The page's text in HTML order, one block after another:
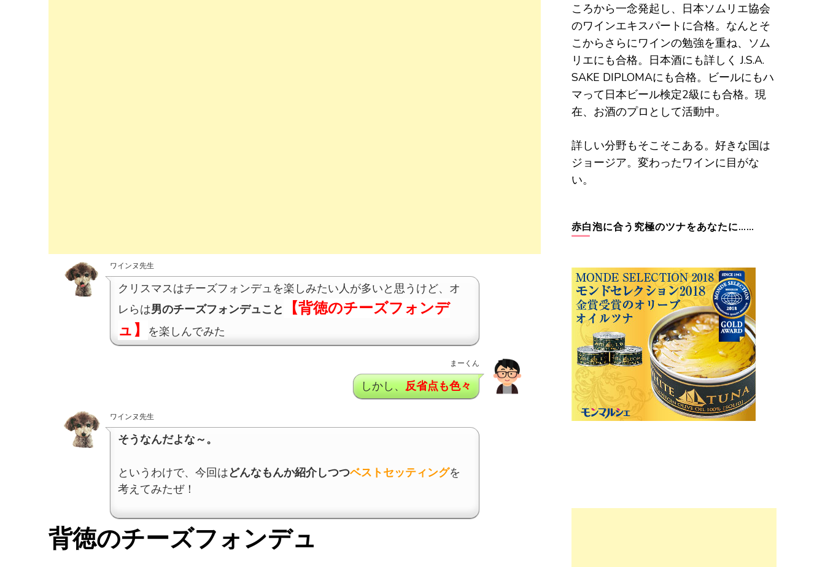
ワインヌ先生
クリスマスはチーズフォンデュを楽しみたい人が多いと思うけど、オ
レらは男のチーズフォンデュこと
【背徳のチーズフォンデ
ュ】
を楽しんでみた
まーくん
しかし、反省点も色々
ワインヌ先生
そうなんだよな～。
というわけで、今回はどんなもんか紹介しつつベストセッティングを
考えてみたぜ！
背徳のチーズフォンデュ
ころから一念発起し、日本ソムリエ協会
のワインエキスパートに合格。なんとそ
こからさらにワインの勉強を重ね、ソム
リエにも合格。日本酒にも詳しく J.S.A.
SAKE DIPLOMAにも合格。ビールにもハ
マって日本ビール検定2級にも合格。現
在、お酒のプロとして活動中。
詳しい分野もそこそこある。好きな国は
ジョージア。変わったワインに目がな
い。
赤白泡に合う究極のツナをあなたに……